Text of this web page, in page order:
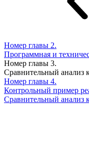
Номер главы 2.
Программная и
Номер главы 3.
Сравнительный анализ
Номер главы 4.
Контрольный пример
Сравнительный анализ